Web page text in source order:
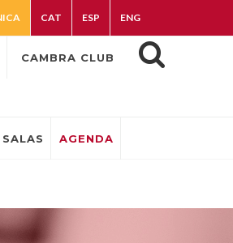
CAT ESP ENG
CAMBRA CLUB
AGENDA